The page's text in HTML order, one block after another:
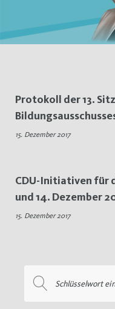
Tag:
15.
2017
Protokoll der 13.
15. Dezember 2017
CDU-Initiativen für
und 14. Dezember
15. Dezember 2017
nach: